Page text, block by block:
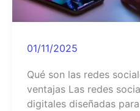
01/11/2025
Qué son las redes
ventajas Las redes
digitales diseñadas